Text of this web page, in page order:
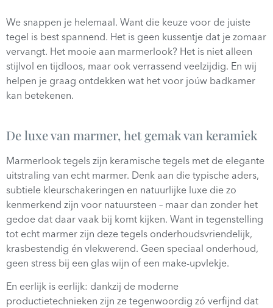
We snappen je helemaal. Want die keuze voor de juiste
tegel is best spannend. Het is geen kussentje dat je zomaar
vervangt. Het mooie aan marmerlook? Het is niet alleen
stijlvol en tijdloos, maar ook verrassend veelzijdig. En wij
helpen je graag ontdekken wat het voor joúw badkamer
kan betekenen.
De luxe van marmer, het gemak van keramiek
Marmerlook tegels zijn keramische tegels met de elegante
uitstraling van echt marmer. Denk aan die typische aders,
subtiele kleurschakeringen en natuurlijke luxe die zo
kenmerkend zijn voor natuursteen – maar dan zonder het
gedoe dat daar vaak bij komt kijken. Want in tegenstelling
tot echt marmer zijn deze tegels onderhoudsvriendelijk,
krasbestendig én vlekwerend. Geen speciaal onderhoud,
geen stress bij een glas wijn of een make-upvlekje.
En eerlijk is eerlijk: dankzij de moderne
productietechnieken zijn ze tegenwoordig zó verfijnd dat